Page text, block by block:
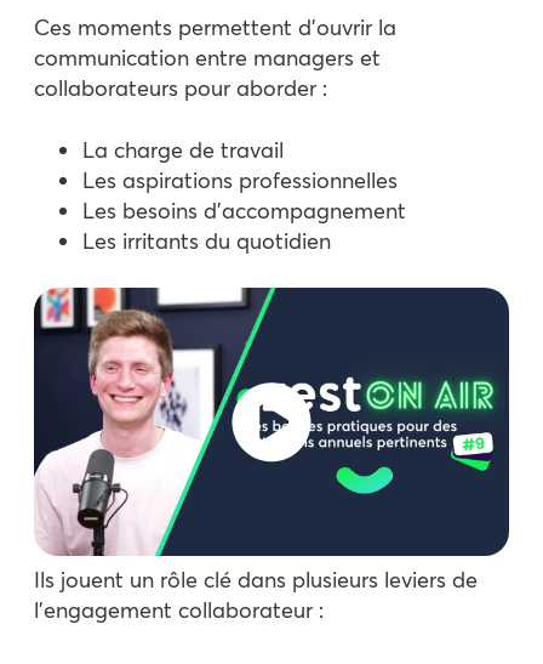
Ces moments permettent d’ouvrir la
communication entre managers et
collaborateurs pour aborder :
La charge de travail
Les aspirations professionnelles
Les besoins d’accompagnement
Les irritants du quotidien
Ils jouent un rôle clé dans plusieurs leviers de
l’engagement collaborateur :